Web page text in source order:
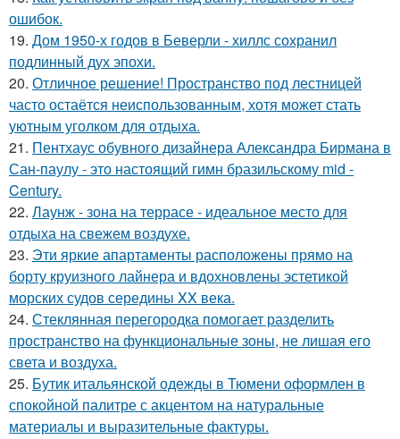
ошибок.
19. Дом 1950-х годов в Беверли - хиллс сохранил
подлинный дух эпохи.
20. Отличное решение! Пространство под лестницей
часто остаётся неиспользованным, хотя может стать
уютным уголком для отдыха.
21. Пентхаус обувного дизайнера Александра Бирмана в
Сан-паулу - это настоящий гимн бразильскому mid -
Century.
22. Лаунж - зона на террасе - идеальное место для
отдыха на свежем воздухе.
23. Эти яркие апартаменты расположены прямо на
борту круизного лайнера и вдохновлены эстетикой
морских судов середины XX века.
24. Стеклянная перегородка помогает разделить
пространство на функциональные зоны, не лишая его
света и воздуха.
25. Бутик итальянской одежды в Тюмени оформлен в
спокойной палитре с акцентом на натуральные
материалы и выразительные фактуры.